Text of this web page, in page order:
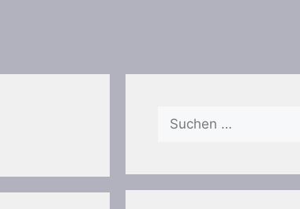
Suchen
nach: